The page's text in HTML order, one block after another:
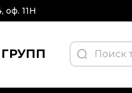
11H